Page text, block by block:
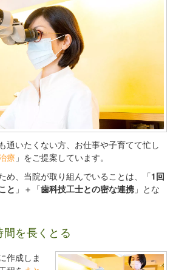
通いたくない方、お仕事や子育てて忙し
療 」をご提案しています。
め、当院が取り組んでいることは、「1回
と 」＋「歯科技工士との密な連携」とな
を長くとる
作成しま